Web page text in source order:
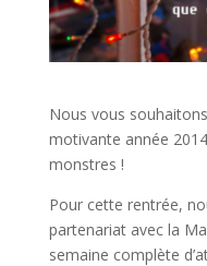
Nous vous
motivante année
monstres !
Pour cette rentrée,
partenariat avec la
semaine complète